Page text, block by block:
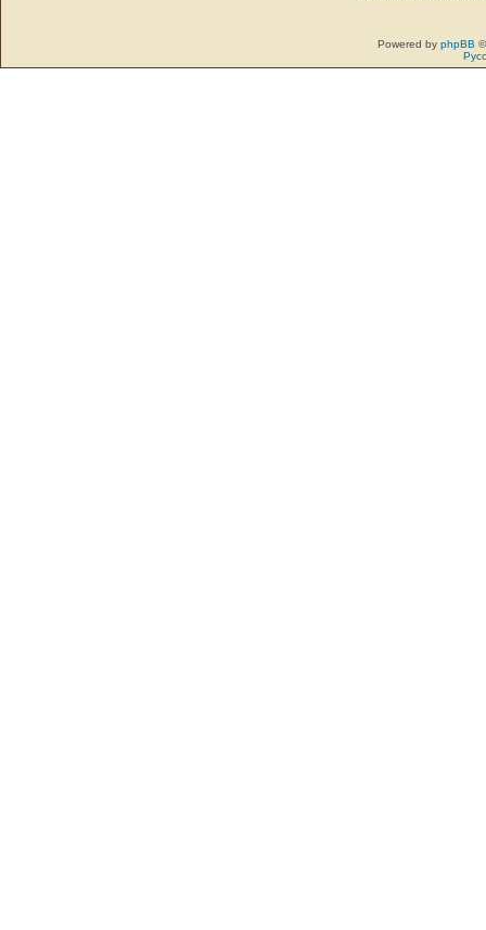
Powered by phpBB